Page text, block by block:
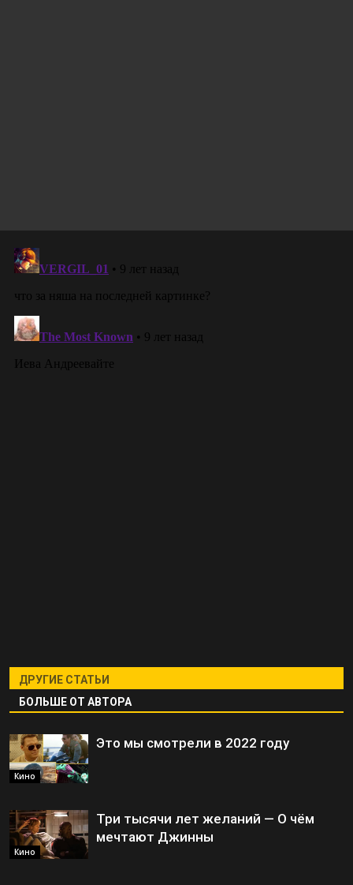
ДРУГИЕ СТАТЬИ
БОЛЬШЕ ОТ АВТОРА
Кино
Это мы смотрели в 2022 году
Кино
Три тысячи лет желаний — О чём
мечтают Джинны